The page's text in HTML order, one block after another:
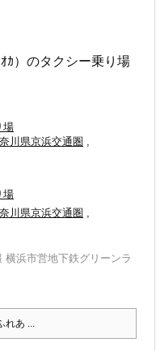
ｶ）のタクシー乗り場
場
川県京浜交通圏 ,
場
川県京浜交通圏 ,
浜市営地下鉄グリーンラ
れあ ...